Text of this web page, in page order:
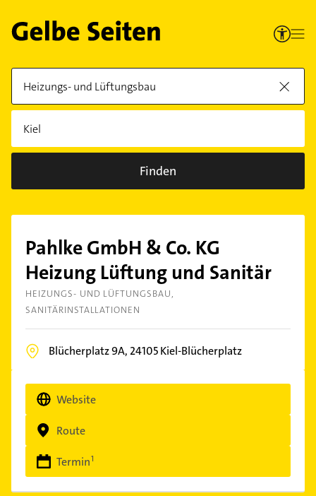
Finden
Pahlke GmbH & Co. KG
Heizung Lüftung und Sanitär
HEIZUNGS- UND LÜFTUNGSBAU
SANITÄRINSTALLATIONEN
Blücherplatz 9A, 24105Kiel-Blücherplatz
Website
Route
Termin